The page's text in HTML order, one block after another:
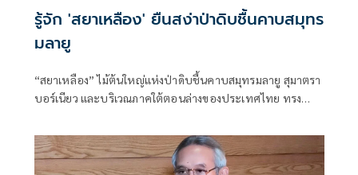
รู้จัก 'สยาเหลือง' ยืนสง่าป่าดิบชื้นคาบสมุทร
มลายู
“สยาเหลือง” ไม้ต้นใหญ่แห่งป่าดิบชื้นคาบสมุทรมลายู สุมาตรา
บอร์เนียว และบริเวณภาคใต้ตอนล่างของประเทศไทย ทรง